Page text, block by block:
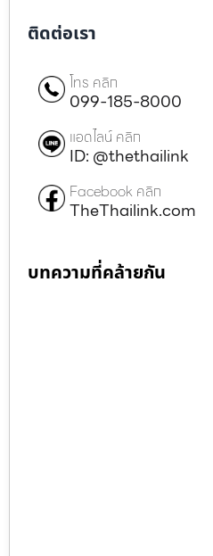
ติดต่อเรา
โทร คลิก
099-185-8000
แอดไลน์ คลิก
ID: @thethailink
Facebook คลิก
TheThailink.com
บทความที่คล้ายกัน